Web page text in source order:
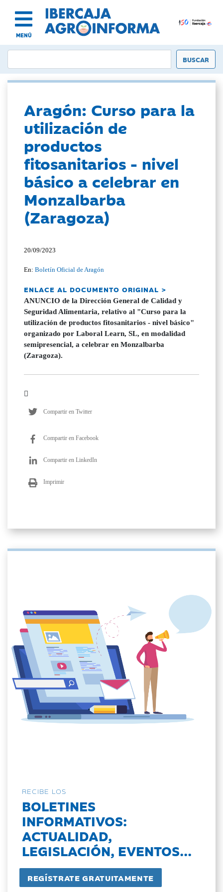
MENÚ
Aragón: Curso para la
utilización de
productos
fitosanitarios - nivel
básico a celebrar en
Monzalbarba
(Zaragoza)
20/09/2023
En:Boletín Oficial de Aragón
ENLACE AL DOCUMENTO ORIGINAL >
ANUNCIO de la Dirección General de Calidad y
Seguridad Alimentaria, relativo al "Curso para la
utilización de productos fitosanitarios - nivel básico"
organizado por Laboral Learn, SL, en modalidad
semipresencial, a celebrar en Monzalbarba
(Zaragoza).
Compartir en Twitter
Compartir en Facebook
Compartir en LinkedIn
Imprimir
RECIBE LOS
BOLETINES
INFORMATIVOS:
ACTUALIDAD,
LEGISLACIÓN, EVENTOS...